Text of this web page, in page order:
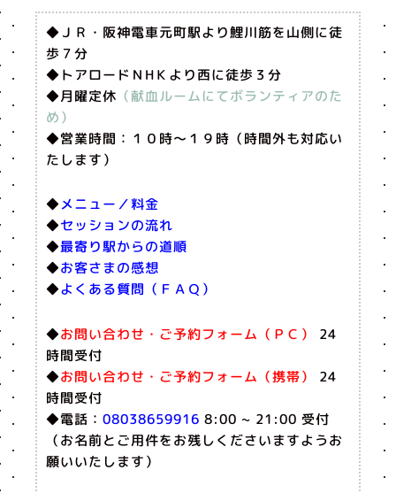
◆ＪＲ・阪神電車元町駅より鯉川筋を山側に徒
歩７分
◆トアロードＮHＫより西に徒歩３分
◆月曜定休 （献血ルームにてボランティアのた
め）
◆営業時間：１０時〜１９時（時間外も対応い
たします）
◆メニュー／料金
◆セッションの流れ
◆最寄り駅からの道順
◆お客さまの感想
◆よくある質問（ＦＡＱ）
◆お問い合わせ・ご予約フォーム（ＰＣ）
24
時間受付
◆お問い合わせ・ご予約フォーム（携帯）
24
時間受付
◆電話： 08038659916 8:00 ~ 21:00 受付
（お名前とご用件をお残しくださいますようお
願いいたします）